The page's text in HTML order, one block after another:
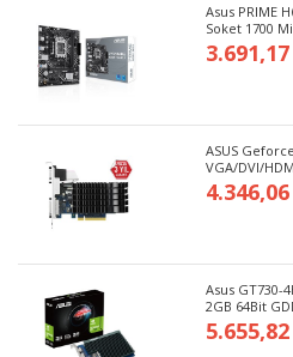
Asus PRIME
Soket 1700
ASUS
VGA/DVI/
Asus GT730-
2GB 64Bit